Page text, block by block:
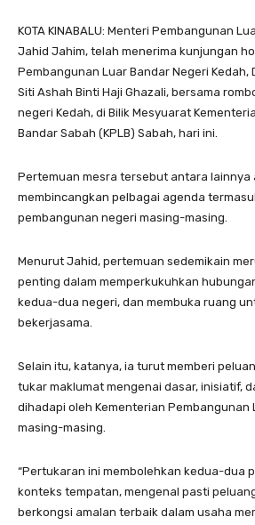
KOTA KINABALU: Menteri Pembangunan
Jahid Jahim, telah menerima kunjungan
Pembangunan Luar Bandar Negeri Kedah,
Siti Ashah Binti Haji Ghazali, bersama
negeri Kedah, di Bilik Mesyuarat
Bandar Sabah (KPLB) Sabah, hari ini.
Pertemuan mesra tersebut antara lainnya
membincangkan pelbagai agenda
pembangunan negeri masing-masing.
Menurut Jahid, pertemuan sedemikain
penting dalam memperkukuhkan
kedua-dua negeri, dan membuka ruang
bekerjasama.
Selain itu, katanya, ia turut memberi
tukar maklumat mengenai dasar, inisiatif,
dihadapi oleh Kementerian Pembangunan
masing-masing.
“Pertukaran ini membolehkan kedua-dua
konteks tempatan, mengenal pasti
berkongsi amalan terbaik dalam usaha